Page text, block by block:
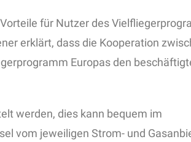
für Nutzer des
erklärt, dass die Kooperation
Europas den
werden, dies kann bequem im
vom jeweiligen Strom- und